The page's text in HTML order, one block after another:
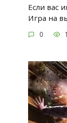
Если вас
Игра на
0